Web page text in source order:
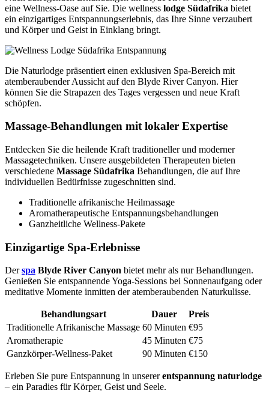
eine Wellness-Oase auf Sie. Die wellness lodge Südafrika bietet
ein einzigartiges Entspannungserlebnis, das Ihre Sinne verzaubert
und Körper und Geist in Einklang bringt.
Die Naturlodge präsentiert einen exklusiven Spa-Bereich mit
atemberaubender Aussicht auf den Blyde River Canyon. Hier
können Sie die Strapazen des Tages vergessen und neue Kraft
schöpfen.
Massage-Behandlungen mit lokaler Expertise
Entdecken Sie die heilende Kraft traditioneller und moderner
Massagetechniken. Unsere ausgebildeten Therapeuten bieten
verschiedene Massage Südafrika Behandlungen, die auf Ihre
individuellen Bedürfnisse zugeschnitten sind.
Traditionelle afrikanische Heilmassage
Aromatherapeutische Entspannungsbehandlungen
Ganzheitliche Wellness-Pakete
Einzigartige Spa-Erlebnisse
Derspa Blyde River Canyon bietet mehr als nur Behandlungen.
Genießen Sie entspannende Yoga-Sessions bei Sonnenaufgang oder
meditative Momente inmitten der atemberaubenden Naturkulisse.
Behandlungsart Dauer
Preis
Traditionelle Afrikanische Massage 60 Minuten €95
Aromatherapie
45 Minuten €75
Ganzkörper-Wellness-Paket
90 Minuten €150
Erleben Sie pure Entspannung in unsererentspannung naturlodge
– ein Paradies für Körper, Geist und Seele.